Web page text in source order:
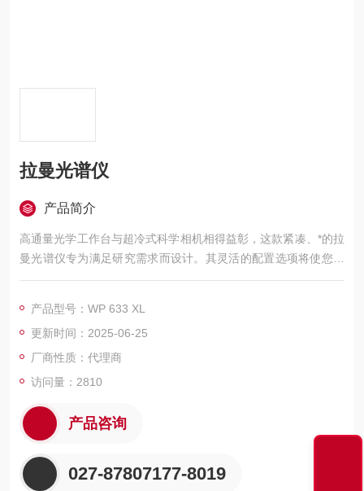
拉曼光谱仪
产品简介
高通量光学工作台与超冷式科学相机相得益彰，这款紧凑、*的拉
曼光谱仪专为满足研究需求而设计。其灵活的配置选项将使您能
够满足各种测量范围、分辨率、灵敏度和样品接口需求，使最新
产品型号：WP 633 XL
更新时间：2025-06-25
厂商性质：代理商
访问量：2810
产品咨询
027-87807177-8019